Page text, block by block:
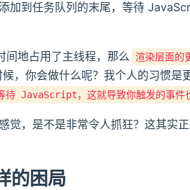
加到任务队列的末尾，等待
地占用了主线程，那么 渲染层面的
，你会做什么呢？我个人的习惯
待 JavaScript，这就导致你触发的事件
觉，是不是非常令人抓狂？这其实
的困局